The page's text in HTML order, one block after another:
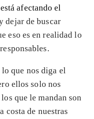
afectando el
dejar de buscar
eso es en realidad lo
que nos diga el
ellos solo nos
que le mandan son
costa de nuestras